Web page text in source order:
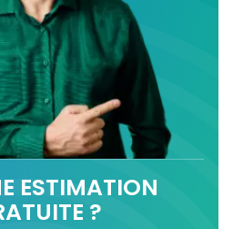
ESTIMATION
?